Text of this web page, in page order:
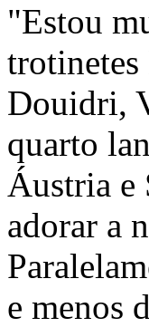
"Estou
Douidri,
quarto
Áustria e
adorar a
e menos